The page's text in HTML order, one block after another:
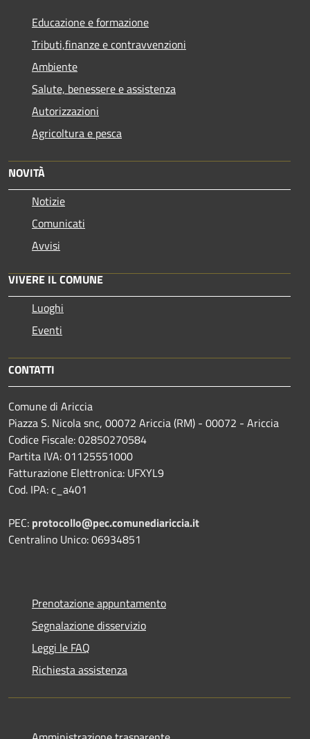
Educazione e formazione
Tributi,finanze e contravvenzioni
Ambiente
Salute, benessere e assistenza
Autorizzazioni
Agricoltura e pesca
NOVITÀ
Notizie
Comunicati
Avvisi
VIVERE IL COMUNE
Luoghi
Eventi
CONTATTI
Comune di Ariccia
Piazza S. Nicola snc, 00072 Ariccia (RM) - 00072 - Ariccia
Codice Fiscale: 02850270584
Partita IVA: 01125551000
Fatturazione Elettronica: UFXYL9
Cod. IPA: c_a401
PEC: protocollo@pec.comunediariccia.it
Centralino Unico: 06934851
Prenotazione appuntamento
Segnalazione disservizio
Leggi le FAQ
Richiesta assistenza